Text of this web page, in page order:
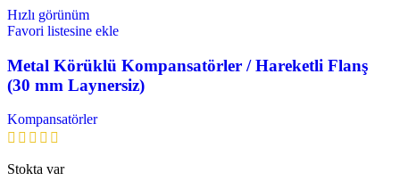
Hızlı görünüm
Favori listesine ekle
Metal Körüklü Kompansatörler / Hareketli Flanş
(30 mm Laynersiz)
Kompansatörler
Stokta var